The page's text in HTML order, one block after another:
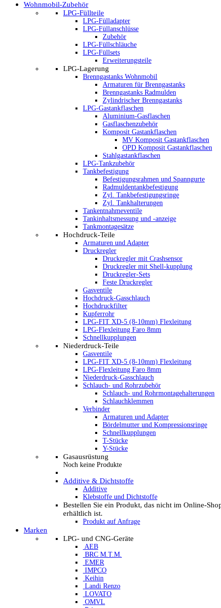
Wohnmobil-Zubehör
LPG-Füllteile
LPG-Fülladapter
LPG-Füllanschlüsse
Zubehör
LPG-Füllschläuche
LPG-Füllsets
Erweiterungsteile
LPG-Lagerung
Brenngastanks Wohnmobil
Armaturen für Brenngastanks
Brenngastanks Radmulden
Zylindrischer Brenngastanks
LPG-Gastankflaschen
Aluminium-Gasflaschen
Gasflaschenzubehör
Komposit Gastankflaschen
MV Komposit Gastankflaschen
OPD Komposit Gastankflaschen
Stahlgastankflaschen
LPG-Tankzubehör
Tankbefestigung
Befestigungsrahmen und Spanngurte
Radmuldentankbefestigung
Zyl. Tankbefestigungsringe
Zyl. Tankhalterungen
Tankentnahmeventile
Tankinhaltsmessung und -anzeige
Tankmontagesätze
Hochdruck-Teile
Armaturen und Adapter
Druckregler
Druckregler mit Crashsensor
Druckregler mit Shell-kupplung
Druckregler-Sets
Feste Druckregler
Gasventile
Hochdruck-Gasschlauch
Hochdruckfilter
Kupferrohr
LPG-FIT XD-5 (8-10mm) Flexleitung
LPG-Flexleitung Faro 8mm
Schnellkupplungen
Niederdruck-Teile
Gasventile
LPG-FIT XD-5 (8-10mm) Flexleitung
LPG-Flexleitung Faro 8mm
Niederdruck-Gasschlauch
Schlauch- und Rohrzubehör
Schlauch- und Rohrmontagehalterungen
Schlauchklemmen
Verbinder
Armaturen und Adapter
Bördelmutter und Kompressionsringe
Schnellkupplungen
T-Stücke
Y-Stücke
Gasausrüstung
Noch keine Produkte
Additive & Dichtstoffe
Additive
Klebstoffe und Dichtstoffe
Bestellen Sie ein Produkt, das nicht im Online-
erhältlich ist.
Produkt auf Anfrage
Marken
LPG- und CNG-Geräte
AEB
BRC M.T.M.
EMER
IMPCO
Keihin
Landi Renzo
LOVATO
OMVL